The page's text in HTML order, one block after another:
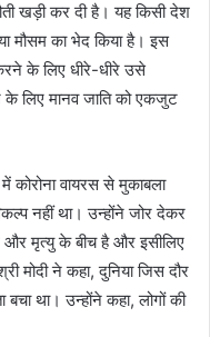
खड़ी कर दी है। यह किसी देश
मौसम का भेद किया है। इस
के लिए धीरे-धीरे उसे
के लिए मानव जाति को एकजुट
कोरोना वायरस से मुकाबला
नहीं था। उन्होंने जोर देकर
और मृत्यु के बीच है और इसीलिए
मोदी ने कहा, दुनिया जिस दौर
था। उन्होंने कहा, लोगों की